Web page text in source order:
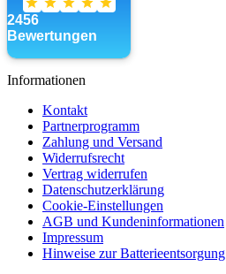
Informationen
Kontakt
Partnerprogramm
Zahlung und Versand
Widerrufsrecht
Vertrag widerrufen
Datenschutzerklärung
Cookie-Einstellungen
AGB und Kundeninformationen
Impressum
Hinweise zur Batterieentsorgung